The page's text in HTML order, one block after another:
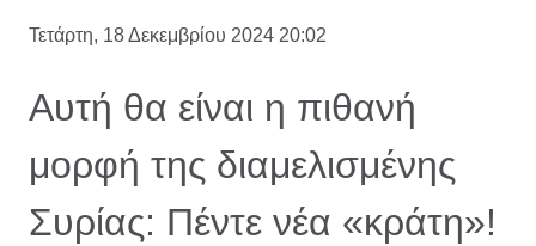
Τετάρτη, 18 Δεκεμβρίου 2024 20:02
Αυτή θα είναι η πιθανή
μορφή της διαμελισμένης
Συρίας: Πέντε νέα «κράτη»!